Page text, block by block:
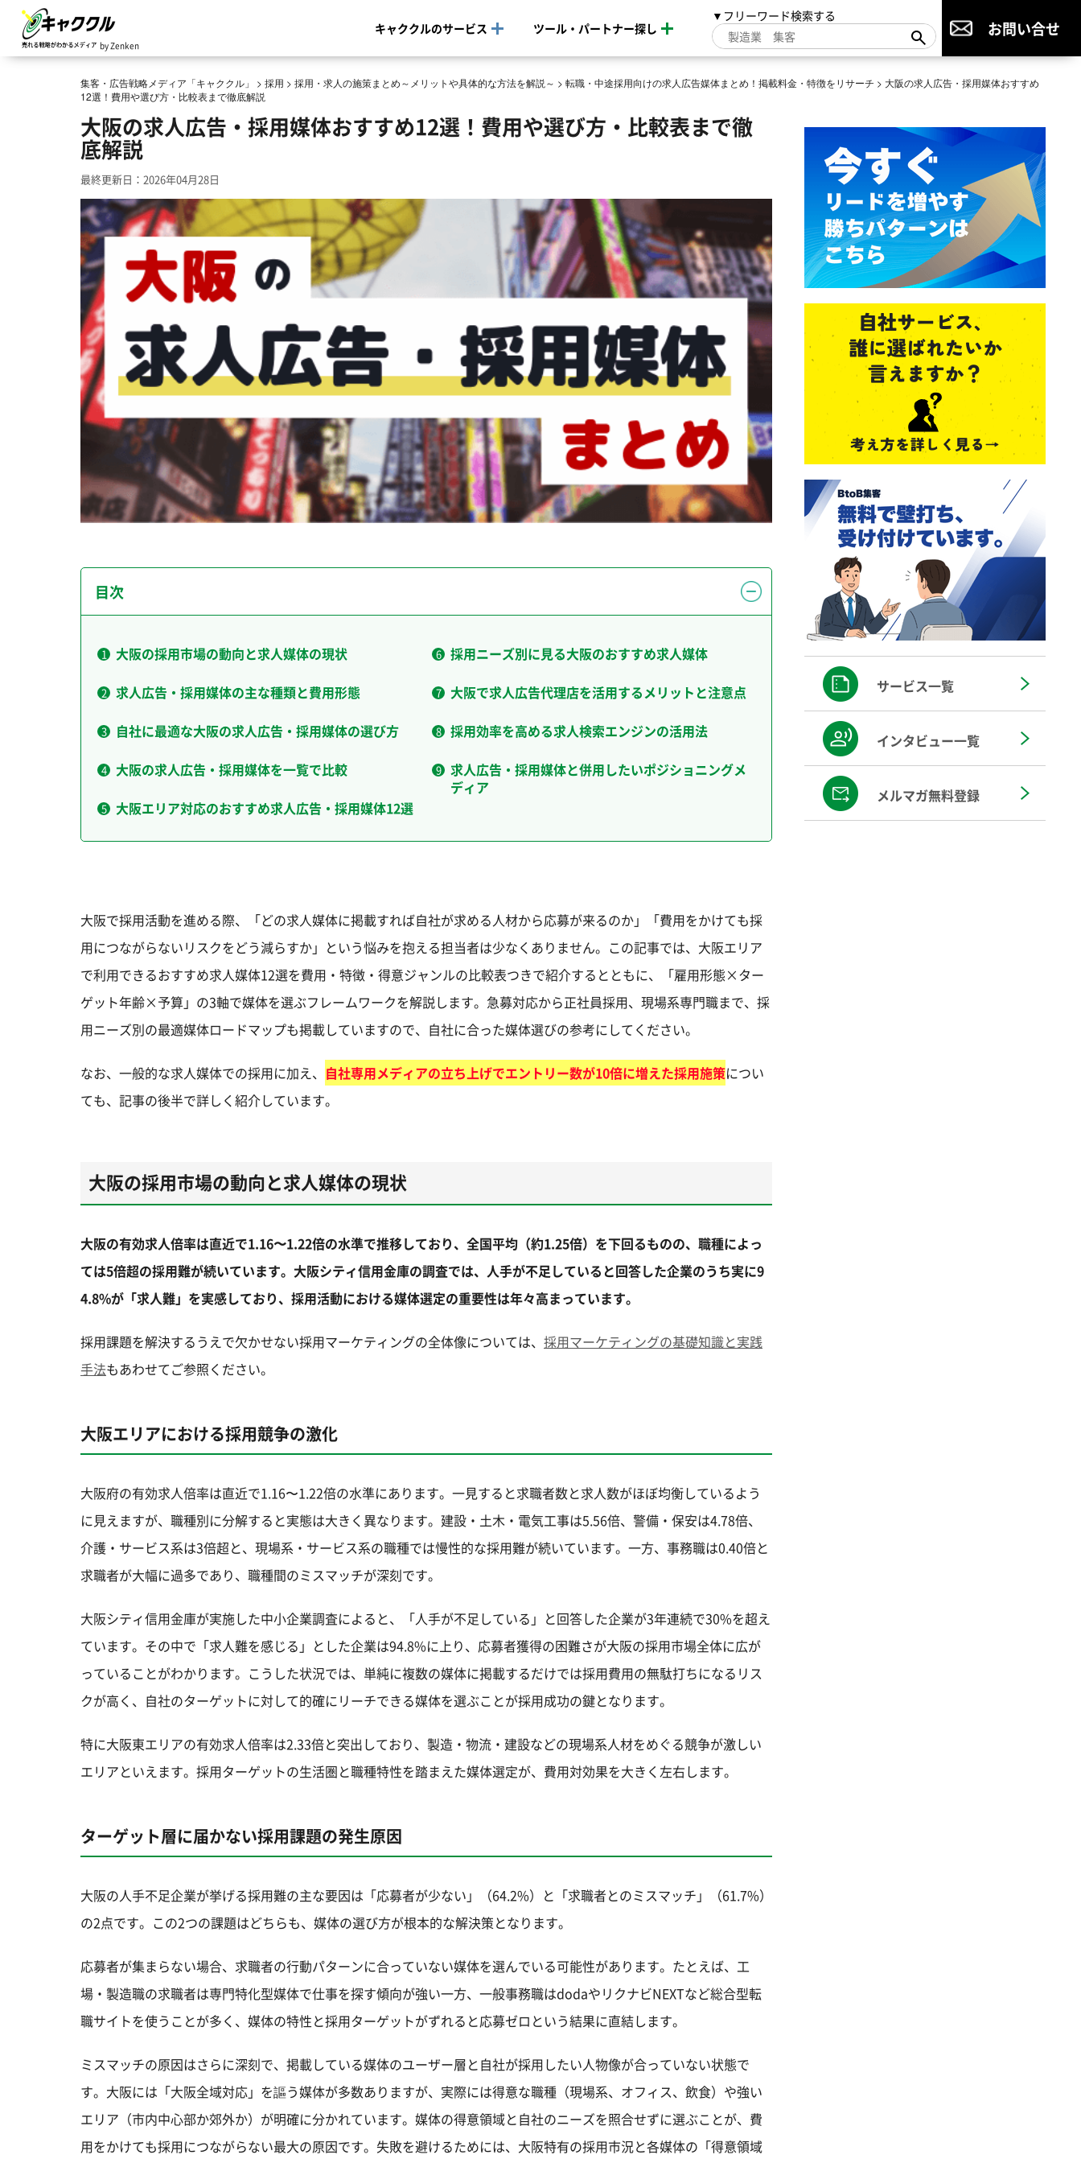
by Zenken
キャククルのサービス ツール・パートナー探し
▼フリーワード検索する
お問い合せ
集客・広告戦略メディア「キャククル」 > 採用 > 採用・求人の施策まとめ～メリットや具体的な方法を解説～ > 転職・中途採用向けの求人広告媒体まとめ！掲載料金・特徴をリサーチ > 大阪の求人広告・採用媒体おすすめ
12選！費用や選び方・比較表まで徹底解説
大阪の求人広告・採用媒体おすすめ12選！費用や選び方・比較表まで徹
底解説
最終更新日：2026年04月28日
目次
大阪の採用市場の動向と求人媒体の現状
求人広告・採用媒体の主な種類と費用形態
自社に最適な大阪の求人広告・採用媒体の選び方
大阪の求人広告・採用媒体を一覧で比較
大阪エリア対応のおすすめ求人広告・採用媒体12選
採用ニーズ別に見る大阪のおすすめ求人媒体
大阪で求人広告代理店を活用するメリットと注意点
採用効率を高める求人検索エンジンの活用法
求人広告・採用媒体と併用したいポジショニングメ
ディア
大阪で採用活動を進める際、「どの求人媒体に掲載すれば自社が求める人材から応募が来るのか」「費用をかけても採
用につながらないリスクをどう減らすか」という悩みを抱える担当者は少なくありません。この記事では、大阪エリア
で利用できるおすすめ求人媒体12選を費用・特徴・得意ジャンルの比較表つきで紹介するとともに、「雇用形態×ター
ゲット年齢×予算」の3軸で媒体を選ぶフレームワークを解説します。急募対応から正社員採用、現場系専門職まで、採
用ニーズ別の最適媒体ロードマップも掲載していますので、自社に合った媒体選びの参考にしてください。
なお、一般的な求人媒体での採用に加え、 自社専用メディアの立ち上げでエントリー数が10倍に増えた採用施策につい
ても、記事の後半で詳しく紹介しています。
大阪の採用市場の動向と求人媒体の現状
大阪の有効求人倍率は直近で1.16〜1.22倍の水準で推移しており、全国平均（約1.25倍）を下回るものの、職種によっ
ては5倍超の採用難が続いています。大阪シティ信用金庫の調査では、人手が不足していると回答した企業のうち実に9
4.8%が「求人難」を実感しており、採用活動における媒体選定の重要性は年々高まっています。
採用課題を解決するうえで欠かせない採用マーケティングの全体像については、 採用マーケティングの基礎知識と実践
手法もあわせてご参照ください。
大阪エリアにおける採用競争の激化
大阪府の有効求人倍率は直近で1.16〜1.22倍の水準にあります。一見すると求職者数と求人数がほぼ均衡しているよう
に見えますが、職種別に分解すると実態は大きく異なります。建設・土木・電気工事は5.56倍、警備・保安は4.78倍、
介護・サービス系は3倍超と、現場系・サービス系の職種では慢性的な採用難が続いています。一方、事務職は0.40倍と
求職者が大幅に過多であり、職種間のミスマッチが深刻です。
大阪シティ信用金庫が実施した中小企業調査によると、「人手が不足している」と回答した企業が3年連続で30%を超え
ています。その中で「求人難を感じる」とした企業は94.8%に上り、応募者獲得の困難さが大阪の採用市場全体に広が
っていることがわかります。こうした状況では、単純に複数の媒体に掲載するだけでは採用費用の無駄打ちになるリス
クが高く、自社のターゲットに対して的確にリーチできる媒体を選ぶことが採用成功の鍵となります。
特に大阪東エリアの有効求人倍率は2.33倍と突出しており、製造・物流・建設などの現場系人材をめぐる競争が激しい
エリアといえます。採用ターゲットの生活圏と職種特性を踏まえた媒体選定が、費用対効果を大きく左右します。
ターゲット層に届かない採用課題の発生原因
大阪の人手不足企業が挙げる採用難の主な要因は「応募者が少ない」（64.2%）と「求職者とのミスマッチ」（61.7%）
の2点です。この2つの課題はどちらも、媒体の選び方が根本的な解決策となります。
応募者が集まらない場合、求職者の行動パターンに合っていない媒体を選んでいる可能性があります。たとえば、工
場・製造職の求職者は専門特化型媒体で仕事を探す傾向が強い一方、一般事務職はdodaやリクナビNEXTなど総合型転
職サイトを使うことが多く、媒体の特性と採用ターゲットがずれると応募ゼロという結果に直結します。
ミスマッチの原因はさらに深刻で、掲載している媒体のユーザー層と自社が採用したい人物像が合っていない状態で
す。大阪には「大阪全域対応」を謳う媒体が多数ありますが、実際には得意な職種（現場系、オフィス、飲食）や強い
エリア（市内中心部か郊外か）が明確に分かれています。媒体の得意領域と自社のニーズを照合せずに選ぶことが、費
用をかけても採用につながらない最大の原因です。失敗を避けるためには、大阪特有の採用市況と各媒体の「得意領域
サービス一覧
インタビュー一覧
メルマガ無料登録